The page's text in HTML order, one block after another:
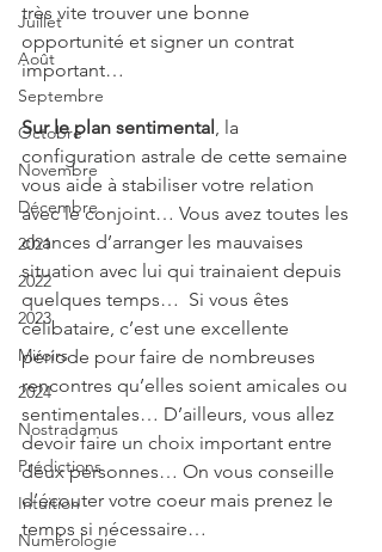
Juillet
Août
Septembre
Octobre
Novembre
Décembre
2021
2022
2023
Miroirs
2024
Nostradamus
Prédictions
Intuition
Numérologie
très vite trouver une bonne
opportunité et signer un contrat
important…
Sur le plan sentimental , la
configuration astrale de cette semaine
vous aide à stabiliser votre relation
avec le conjoint… Vous avez toutes les
chances d’arranger les mauvaises
situation avec lui qui trainaient depuis
quelques temps…  Si vous êtes
célibataire, c’est une excellente
période pour faire de nombreuses
rencontres qu’elles soient amicales ou
sentimentales… D’ailleurs, vous allez
devoir faire un choix important entre
deux personnes… On vous conseille
d’écouter votre coeur mais prenez le
temps si nécessaire…